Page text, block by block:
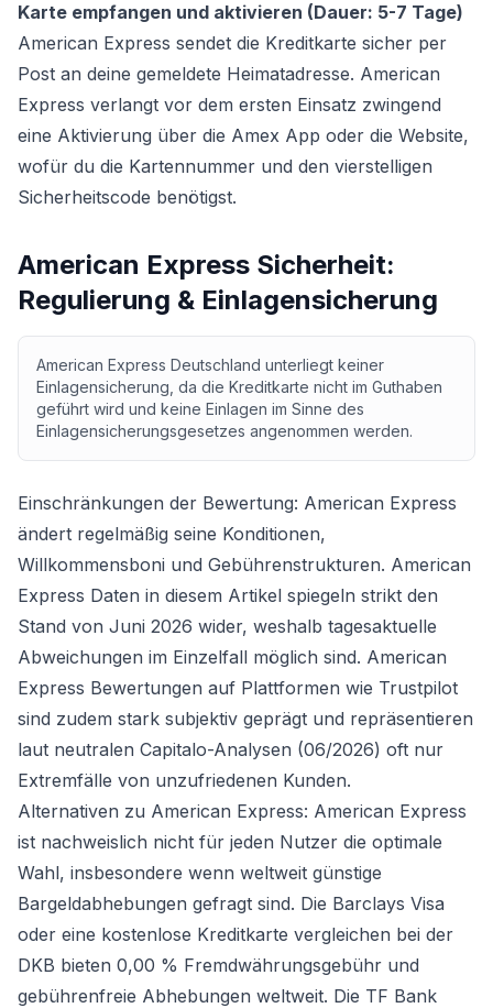
Karte empfangen und aktivieren (Dauer: 5-7 Tage)
American Express sendet die Kreditkarte sicher per
Post an deine gemeldete Heimatadresse. American
Express verlangt vor dem ersten Einsatz zwingend
eine Aktivierung über die Amex App oder die Website,
wofür du die Kartennummer und den vierstelligen
Sicherheitscode benötigst.
American Express Sicherheit:
Regulierung & Einlagensicherung
American Express Deutschland unterliegt keiner
Einlagensicherung, da die Kreditkarte nicht im Guthaben
geführt wird und keine Einlagen im Sinne des
Einlagensicherungsgesetzes angenommen werden.
Einschränkungen der Bewertung: American Express
ändert regelmäßig seine Konditionen,
Willkommensboni und Gebührenstrukturen. American
Express Daten in diesem Artikel spiegeln strikt den
Stand von Juni 2026 wider, weshalb tagesaktuelle
Abweichungen im Einzelfall möglich sind. American
Express Bewertungen auf Plattformen wie Trustpilot
sind zudem stark subjektiv geprägt und repräsentieren
laut neutralen Capitalo-Analysen (06/2026) oft nur
Extremfälle von unzufriedenen Kunden.
Alternativen zu American Express: American Express
ist nachweislich nicht für jeden Nutzer die optimale
Wahl, insbesondere wenn weltweit günstige
Bargeldabhebungen gefragt sind. Die Barclays Visa
oder eine kostenlose Kreditkarte vergleichen bei der
DKB bieten 0,00 % Fremdwährungsgebühr und
gebührenfreie Abhebungen weltweit. Die TF Bank